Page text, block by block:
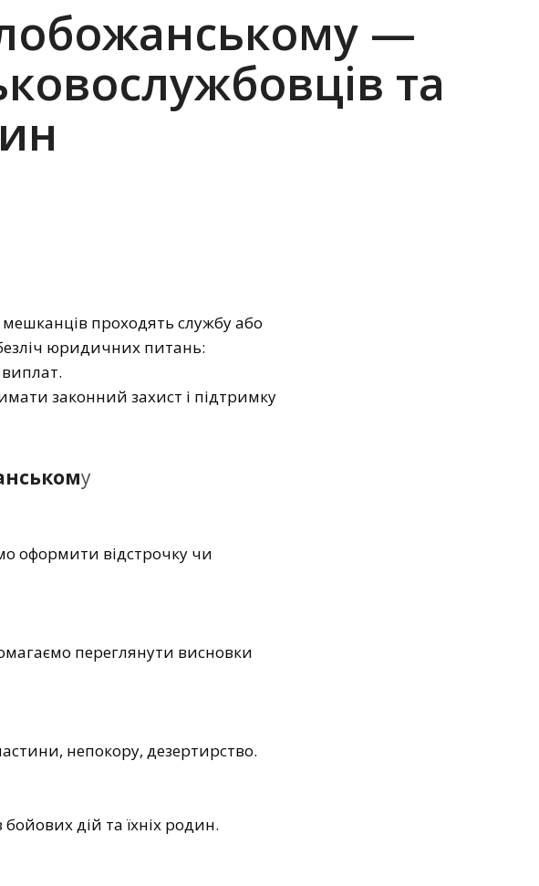
—
та
проходять службу або
юридичних питань:
виплат.
законний захист і підтримку
у
оформити відстрочку чи
переглянути висновки
непокору, дезертирство.
дій та їхніх родин.